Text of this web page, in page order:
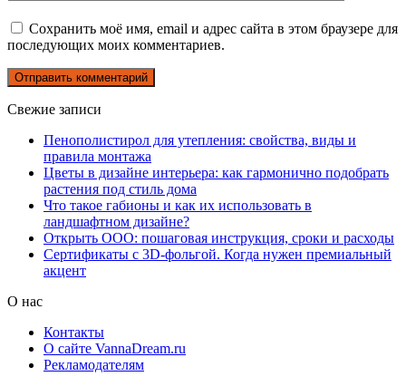
Сохранить моё имя, email и адрес сайта в этом браузере для
последующих моих комментариев.
Свежие записи
Пенополистирол для утепления: свойства, виды и
правила монтажа
Цветы в дизайне интерьера: как гармонично подобрать
растения под стиль дома
Что такое габионы и как их использовать в
ландшафтном дизайне?
Открыть ООО: пошаговая инструкция, сроки и расходы
Сертификаты с 3D-фольгой. Когда нужен премиальный
акцент
О нас
Контакты
О сайте VannaDream.ru
Рекламодателям